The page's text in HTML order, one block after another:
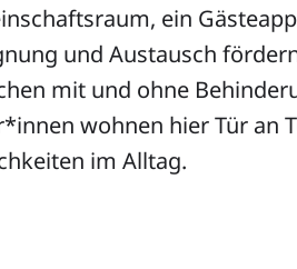
ein
und Austausch
mit und ohne
wohnen hier Tür an
im Alltag.